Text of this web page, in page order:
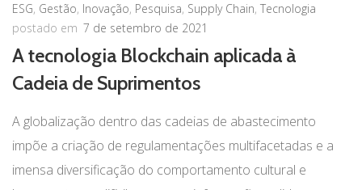
ESG, Gestão, Inovação, Pesquisa, Supply Chain, Tecnologia
postado em 7 de setembro de 2021
A tecnologia Blockchain aplicada à
Cadeia de Suprimentos
A globalização dentro das cadeias de abastecimento
impõe a criação de regulamentações multifacetadas e a
imensa diversificação do comportamento cultural e